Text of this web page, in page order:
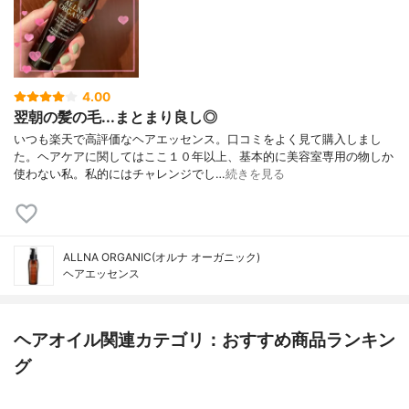
4.00
翌朝の髪の毛...まとまり良し◎
いつも楽天で高評価なヘアエッセンス。口コミをよく見て購入しまし
た。ヘアケアに関してはここ１０年以上、基本的に美容室専用の物しか
使わない私。私的にはチャレンジでし…続きを見る
ALLNA ORGANIC(オルナ オーガニック)
ヘアエッセンス
ヘアオイル関連カテゴリ：おすすめ商品ランキン
グ